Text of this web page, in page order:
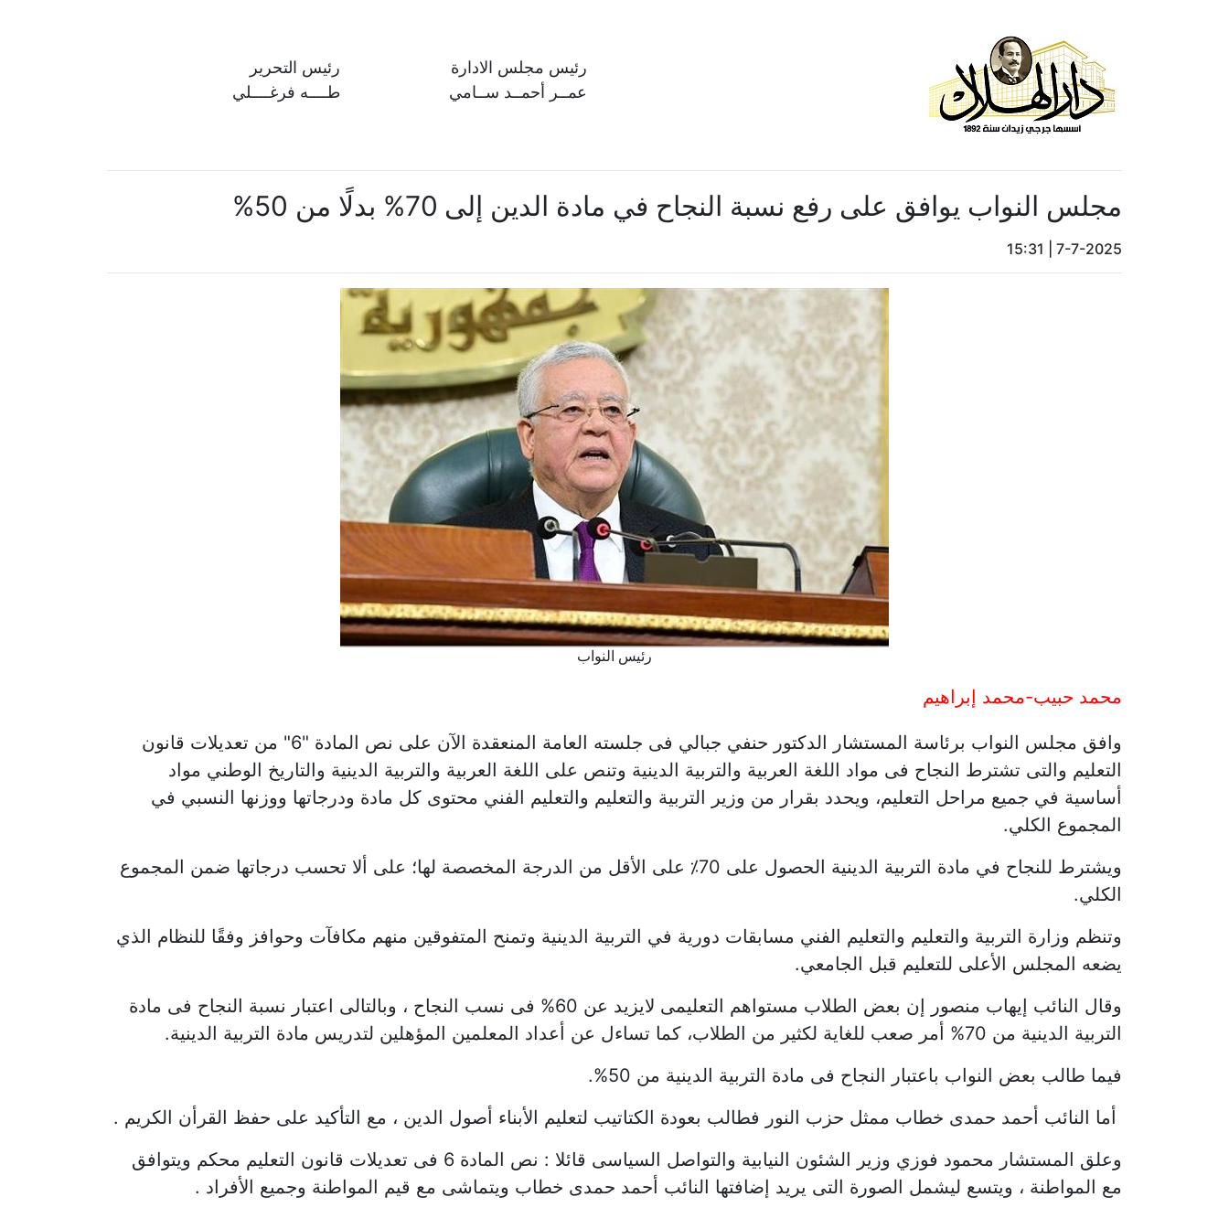
رئيس مجلس الادارة
عمــر أحمــد ســامي
رئيس التحرير
طــــه فرغــــلي
مجلس النواب يوافق على رفع نسبة النجاح في مادة الدين إلى 70% بدلًا من 50%
7-7-2025
15:31
رئيس النواب
محمد حبيب-محمد إبراهيم
وافق مجلس النواب برئاسة المستشار الدكتور حنفي جبالي فى جلسته العامة المنعقدة الآن على نص المادة "6" من تعديلات قانون
التعليم والتى تشترط النجاح فى مواد اللغة العربية والتربية الدينية وتنص على اللغة العربية والتربية الدينية والتاريخ الوطني مواد
أساسية في جميع مراحل التعليم، ويحدد بقرار من وزير التربية والتعليم والتعليم الفني محتوى كل مادة ودرجاتها ووزنها النسبي في
المجموع الكلي.
ويشترط للنجاح في مادة التربية الدينية الحصول على 70⁒ على الأقل من الدرجة المخصصة لها؛ على ألا تحسب درجاتها ضمن المجموع
الكلي.
وتنظم وزارة التربية والتعليم والتعليم الفني مسابقات دورية في التربية الدينية وتمنح المتفوقين منهم مكافآت وحوافز وفقًا للنظام الذي
يضعه المجلس الأعلى للتعليم قبل الجامعي.
وقال النائب إيهاب منصور إن بعض الطلاب مستواهم التعليمى لايزيد عن 60% فى نسب النجاح ، وبالتالى اعتبار نسبة النجاح فى مادة
التربية الدينية من 70% أمر صعب للغاية لكثير من الطلاب، كما تساءل عن أعداد المعلمين المؤهلين لتدريس مادة التربية الدينية.
فيما طالب بعض النواب باعتبار النجاح فى مادة التربية الدينية من 50%.
أما النائب أحمد حمدى خطاب ممثل حزب النور فطالب بعودة الكتاتيب لتعليم الأبناء أصول الدين ، مع التأكيد على حفظ القرأن الكريم .
وعلق المستشار محمود فوزي وزير الشئون النيابية والتواصل السياسى قائلا : نص المادة 6 فى تعديلات قانون التعليم محكم ويتوافق
مع المواطنة ، ويتسع ليشمل الصورة التى يريد إضافتها النائب أحمد حمدى خطاب ويتماشى مع قيم المواطنة وجميع الأفراد .